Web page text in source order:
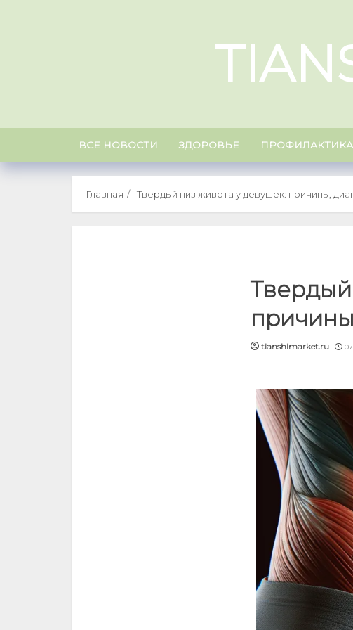
ВСЕ НОВОСТИ ЗДОРОВЬЕ ПРОФИЛАКТИКА
Главная Твердый низ живота у девушек: причины,
tianshimarket.ru